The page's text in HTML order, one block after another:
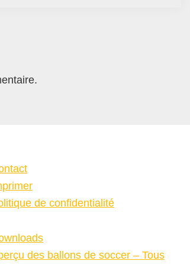
de confidentialité
des ballons de soccer – Tous